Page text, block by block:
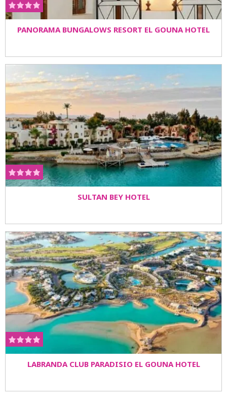
PANORAMA BUNGALOWS RESORT EL GOUNA HOTEL
SULTAN BEY HOTEL
LABRANDA CLUB PARADISIO EL GOUNA HOTEL